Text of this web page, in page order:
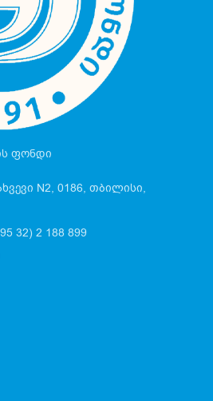
ფონდი
N2, 0186, თბილისი,
32) 2 188 899